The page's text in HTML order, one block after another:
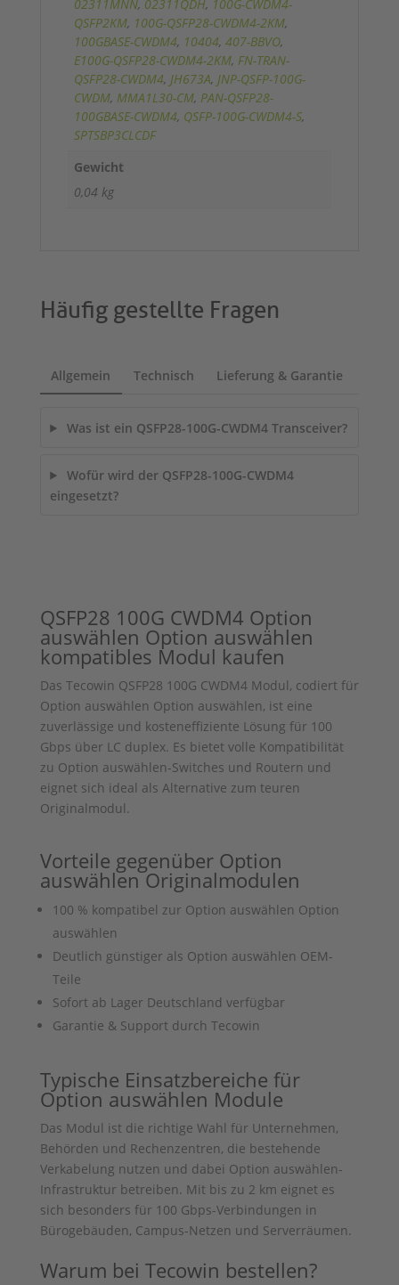
02311MNN, 02311QDH, 100G-CWDM4-
QSFP2KM, 100G-QSFP28-CWDM4-2KM,
100GBASE-CWDM4, 10404, 407-BBVO,
E100G-QSFP28-CWDM4-2KM, FN-TRAN-
QSFP28-CWDM4, JH673A, JNP-QSFP-100G-
CWDM, MMA1L30-CM, PAN-QSFP28-
100GBASE-CWDM4, QSFP-100G-CWDM4-S,
SPTSBP3CLCDF
Gewicht
0,04 kg
Häufig gestellte Fragen
Allgemein Technisch Lieferung & Garantie
Was ist ein QSFP28-100G-CWDM4 Transceiver?
Wofür wird der QSFP28-100G-CWDM4
eingesetzt?
QSFP28 100G CWDM4 Option
auswählen Option auswählen
kompatibles Modul kaufen
Das Tecowin QSFP28 100G CWDM4 Modul, codiert für
Option auswählen Option auswählen, ist eine
zuverlässige und kosteneffiziente Lösung für 100
Gbps über LC duplex. Es bietet volle Kompatibilität
zu Option auswählen-Switches und Routern und
eignet sich ideal als Alternative zum teuren
Originalmodul.
Vorteile gegenüber Option
auswählenOriginalmodulen
100 % kompatibel zur Option auswählen Option
auswählen
Deutlich günstiger als Option auswählen OEM-
Teile
Sofort ab Lager Deutschland verfügbar
Garantie & Support durch Tecowin
Typische Einsatzbereiche für
Option auswählen Module
Das Modul ist die richtige Wahl für Unternehmen,
Behörden und Rechenzentren, die bestehende
Verkabelung nutzen und dabei Option auswählen-
Infrastruktur betreiben. Mit bis zu 2 km eignet es
sich besonders für 100 Gbps-Verbindungen in
Bürogebäuden, Campus-Netzen und Serverräumen.
Warum bei Tecowin bestellen?